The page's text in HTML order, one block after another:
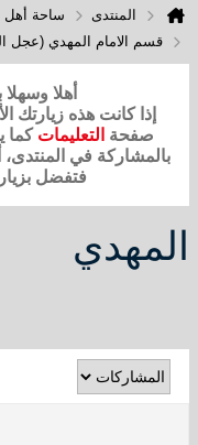
المنتدى
ساحة أهل
قسم الامام المهدي (عجل
أهلا
إذا كانت هذه زيارتك
صفحة التعليمات كما
بالمشاركة في المنتدى،
فتفضل
المهدي